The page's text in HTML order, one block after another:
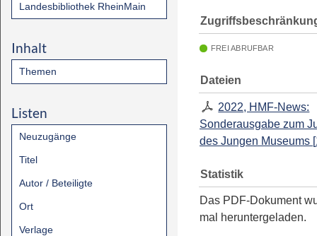
Landesbibliothek RheinMain
Inhalt
Themen
Listen
Neuzugänge
Titel
Autor / Beteiligte
Ort
Verlage
FREI ABRUFBAR
Dateien
2022, HMF-News:
Sonderausgabe zum
des Jungen Museums [
Statistik
Das PDF-Dokument
mal heruntergeladen.